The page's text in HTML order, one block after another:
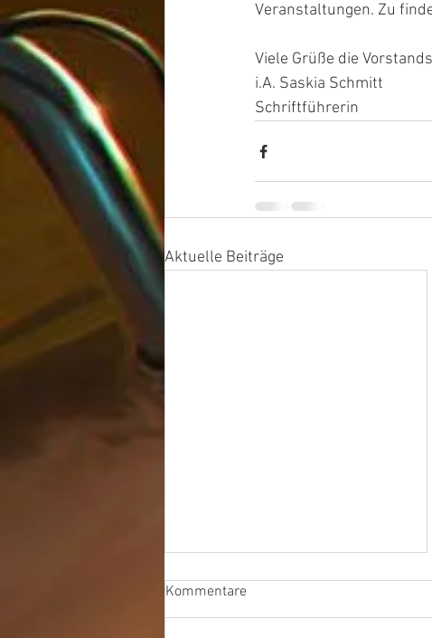
Veranstaltungen. Zu
Viele Grüße die
i.A. Saskia Schmitt
Schriftführerin
Aktuelle Beiträge
Kommentare